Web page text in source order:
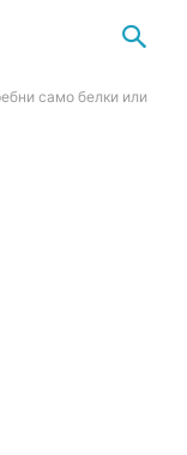
само белки или